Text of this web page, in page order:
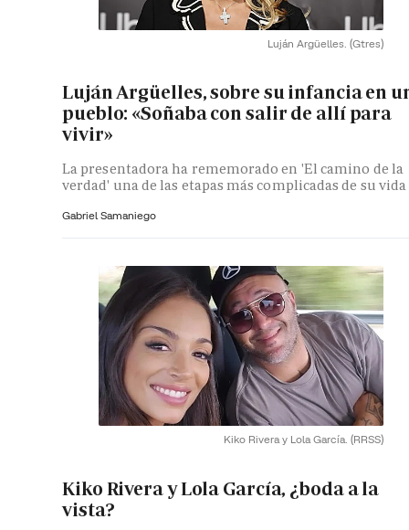
Luján Argüelles. (Gtres)
Luján Argüelles, sobre su infancia en
pueblo: «Soñaba con salir de allí para
vivir»
La presentadora ha rememorado en 'El camino de la
verdad' una de las etapas más complicadas de su vida
Gabriel Samaniego
Kiko Rivera y Lola García. (RRSS)
Kiko Rivera y Lola García, ¿boda a la
vista?